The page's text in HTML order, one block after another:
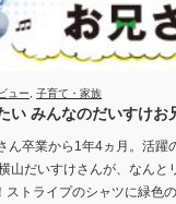
ュー 子育て・家族
い みんなのだいすけお
ん卒業から1年4ヵ月。活躍
山だいすけさんが、なんと
ストライプのシャツに緑色